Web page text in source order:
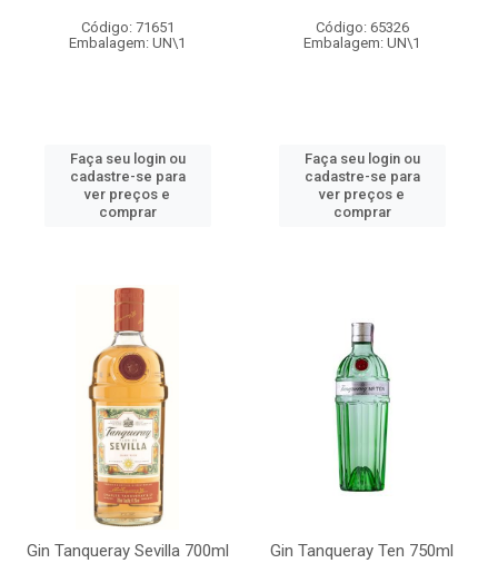
Código: 71651
Embalagem: UN\1
Faça seu login ou
cadastre-se para
ver preços e
comprar
Código: 65326
Embalagem: UN\1
Faça seu login ou
cadastre-se para
ver preços e
comprar
Gin Tanqueray Sevilla 700ml Gin Tanqueray Ten 750ml